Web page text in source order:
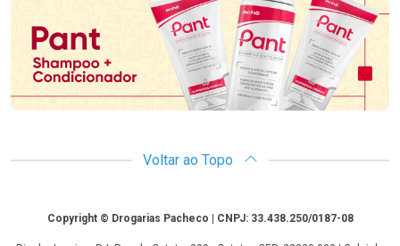
Voltar ao Topo
CopyrightCopyright © Drogarias Pacheco | CNPJ: 33.438.250/0187-08